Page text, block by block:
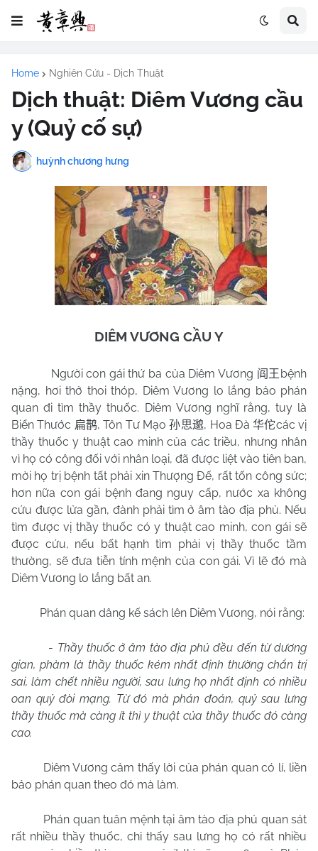
Home Nghiên Cứu - Dịch Thuật
Dịch thuật: Diêm Vương cầu
y (Quỷ cố sự)
huỳnh chương hưng
DIÊM VƯƠNG CẦU Y
Người con gái thứ ba của Diêm Vương 阎王 bệnh
nặng, hơi thở thoi thóp, Diêm Vương lo lắng bảo phán
quan đi tìm thầy thuốc. Diêm Vương nghĩ rằng, tuy là
Biển Thước 扁鹊, Tôn Tư Mạo孙思邈, Hoa Đà华佗các vị
thầy thuốc y thuật cao minh của các triều, nhưng nhân
vì họ có công đối với nhân loại, đã được liệt vào tiên ban,
mời họ trị bệnh tất phải xin Thượng Đế, rất tốn công sức;
hơn nữa con gái bệnh đang nguy cấp, nước xa không
cứu được lửa gần, đành phải tìm ở âm tào địa phủ. Nếu
tìm được vị thầy thuốc có y thuật cao minh, con gái sẽ
được cứu, nếu bất hạnh tìm phải vị thầy thuốc tầm
thường, sẽ đưa tiễn tính mệnh của con gái. Vì lẽ đó mà
Diêm Vương lo lắng bất an.
Phán quan dâng kế sách lên Diêm Vương, nói rằng:
- Thầy thuốc ở âm tào địa phủ đều đến từ dương
gian, phàm là thầy thuốc kém nhất định thường chẩn trị
sai, làm chết nhiều người, sau lưng họ nhất định có nhiều
oan quỷ đòi mạng. Từ đó mà phán đoán, quỷ sau lưng
thầy thuốc mà càng ít thì y thuật của thầy thuốc đó càng
cao.
Diêm Vương cảm thấy lời của phán quan có lí, liền
bảo phán quan theo đó mà làm.
Phán quan tuân mệnh tại âm tào địa phủ quan sát
rất nhiều thầy thuốc, chỉ thấy sau lưng họ có rất nhiều